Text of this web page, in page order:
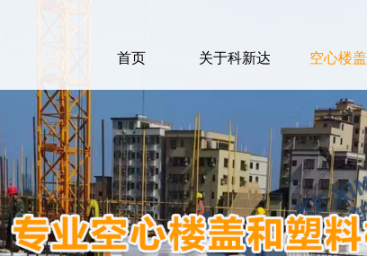
首页 关于科新达 空心楼盖